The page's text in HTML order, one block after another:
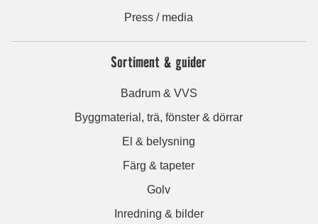
Press / media
Sortiment & guider
Badrum & VVS
Byggmaterial, trä, fönster & dörrar
El & belysning
Färg & tapeter
Golv
Inredning & bilder